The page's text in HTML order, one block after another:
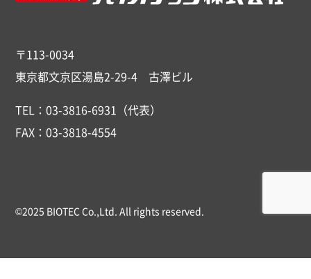
〒113-0034
東京都文京区湯島2-29-4 古澤ビル
TEL：03-3816-6931（代表）
FAX：03-3818-4554
©2025 BIOTEC Co.,Ltd. All rights reserved.